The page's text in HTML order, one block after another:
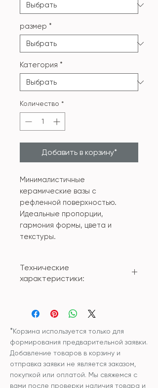
размер *
Категория *
Количество *
Добавить в корзину*
Минималистичные
керамические вазы с
рефленной поверхностью.
Идеальные пропорции,
гармония формы, цвета и
текстуры.
Технические
характеристики:
Размер: 15.5см*7.5см*3см
*Корзина используется только для
формирования предварительной заявки.
Добавление товаров в корзину и
отправка заявки не является заказом,
покупкой или оплатой. Мы свяжемся с
вами после проверки наличия товара и